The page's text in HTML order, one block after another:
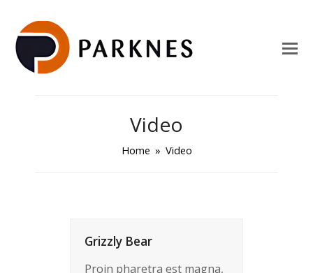
Video
Home » Video
Grizzly Bear
Proin pharetra est magna,